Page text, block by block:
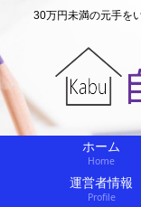
30万円未満の元手を
ホーム
Home
運営者情報
Profile